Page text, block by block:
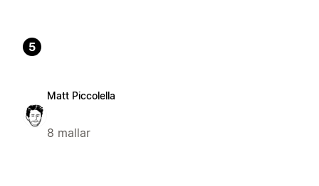
5
Matt Piccolella
8 mallar